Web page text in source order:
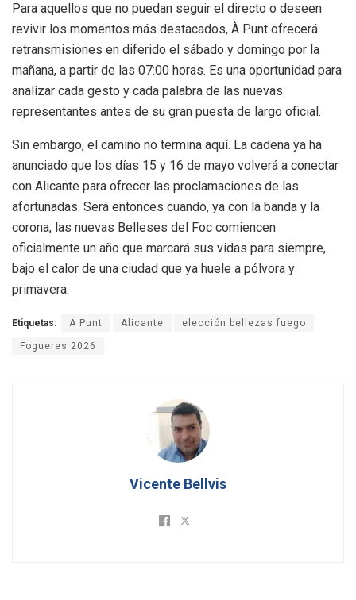
Para aquellos que no puedan seguir el directo o deseen
revivir los momentos más destacados, À Punt ofrecerá
retransmisiones en diferido el sábado y domingo por la
mañana, a partir de las 07:00 horas. Es una oportunidad para
analizar cada gesto y cada palabra de las nuevas
representantes antes de su gran puesta de largo oficial.
Sin embargo, el camino no termina aquí. La cadena ya ha
anunciado que los días 15 y 16 de mayo volverá a conectar
con Alicante para ofrecer las proclamaciones de las
afortunadas. Será entonces cuando, ya con la banda y la
corona, las nuevas Belleses del Foc comiencen
oficialmente un año que marcará sus vidas para siempre,
bajo el calor de una ciudad que ya huele a pólvora y
primavera.
Etiquetas: A Punt Alicante elección bellezas fuego
Fogueres 2026
Vicente Bellvis